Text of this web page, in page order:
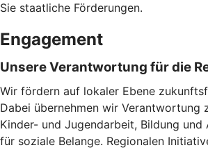
Sie staatliche Förderungen.
Engagement
Unsere Verantwortung für die
Wir fördern auf lokaler Ebene
Dabei übernehmen wir Verantwortung
Kinder- und Jugendarbeit, Bildung und
für soziale Belange. Regionalen